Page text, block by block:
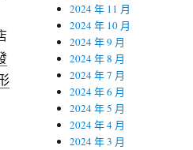
2024 年 11 月
2024 年 10 月
2024 年 9 月
2024 年 8 月
2024 年 7 月
2024 年 6 月
2024 年 5 月
2024 年 4 月
2024 年 3 月